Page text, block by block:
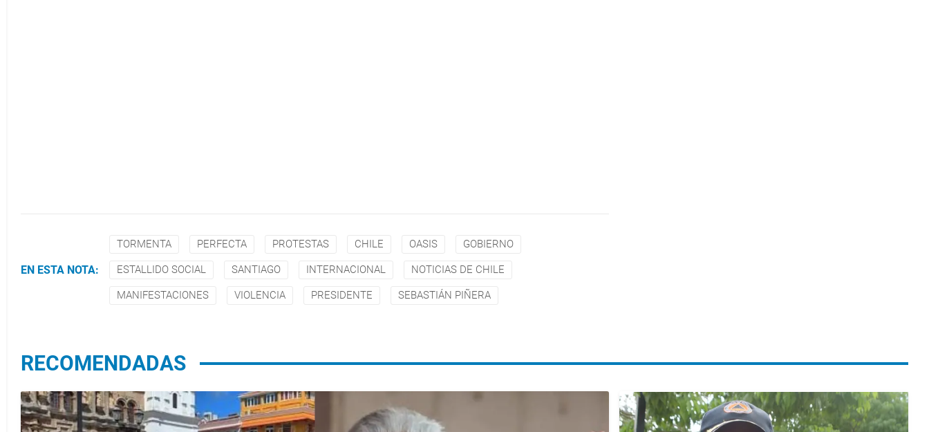
EN ESTA NOTA:
TORMENTA PERFECTA PROTESTAS CHILE OASIS GOBIERNO
ESTALLIDO SOCIAL SANTIAGO INTERNACIONAL NOTICIAS DE CHILE
MANIFESTACIONES VIOLENCIA PRESIDENTE SEBASTIÁN PIÑERA
RECOMENDADAS